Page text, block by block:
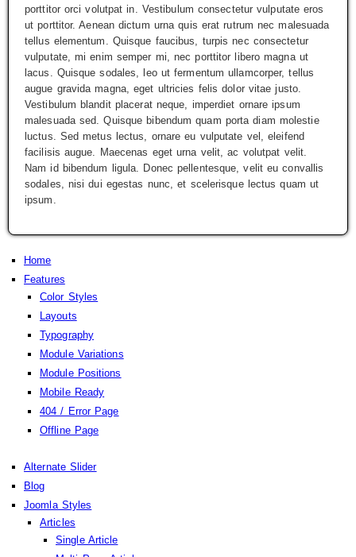
porttitor orci volutpat in. Vestibulum consectetur vulputate eros
ut porttitor. Aenean dictum urna quis erat rutrum nec malesuada
tellus elementum. Quisque faucibus, turpis nec consectetur
vulputate, mi enim semper mi, nec porttitor libero magna ut
lacus. Quisque sodales, leo ut fermentum ullamcorper, tellus
augue gravida magna, eget ultricies felis dolor vitae justo.
Vestibulum blandit placerat neque, imperdiet ornare ipsum
malesuada sed. Quisque bibendum quam porta diam molestie
luctus. Sed metus lectus, ornare eu vulputate vel, eleifend
facilisis augue. Maecenas eget urna velit, ac volutpat velit.
Nam id bibendum ligula. Donec pellentesque, velit eu convallis
sodales, nisi dui egestas nunc, et scelerisque lectus quam ut
ipsum.
Home
Features
Color Styles
Layouts
Typography
Module Variations
Module Positions
Mobile Ready
404 / Error Page
Offline Page
Alternate Slider
Blog
Joomla Styles
Articles
Single Article